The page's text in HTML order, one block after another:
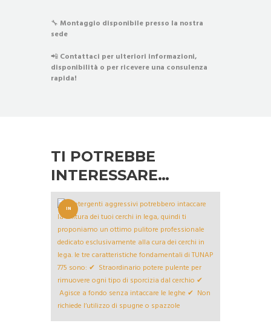
🔧 Montaggio disponibile presso la nostra
sede
📲 Contattaci per ulteriori informazioni,
disponibilità o per ricevere una consulenza
rapida!
TI POTREBBE
INTERESSARE…
IN
OFFERT
A!